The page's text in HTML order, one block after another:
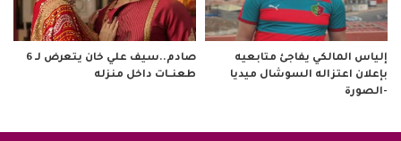
إلياس المالكي يفاجئ متابعيه
بإعلان اعتزاله السوشال ميديا
-الصورة
صادم..سيف علي خان يتعرض لـ 6
طعنــات داخل منزله